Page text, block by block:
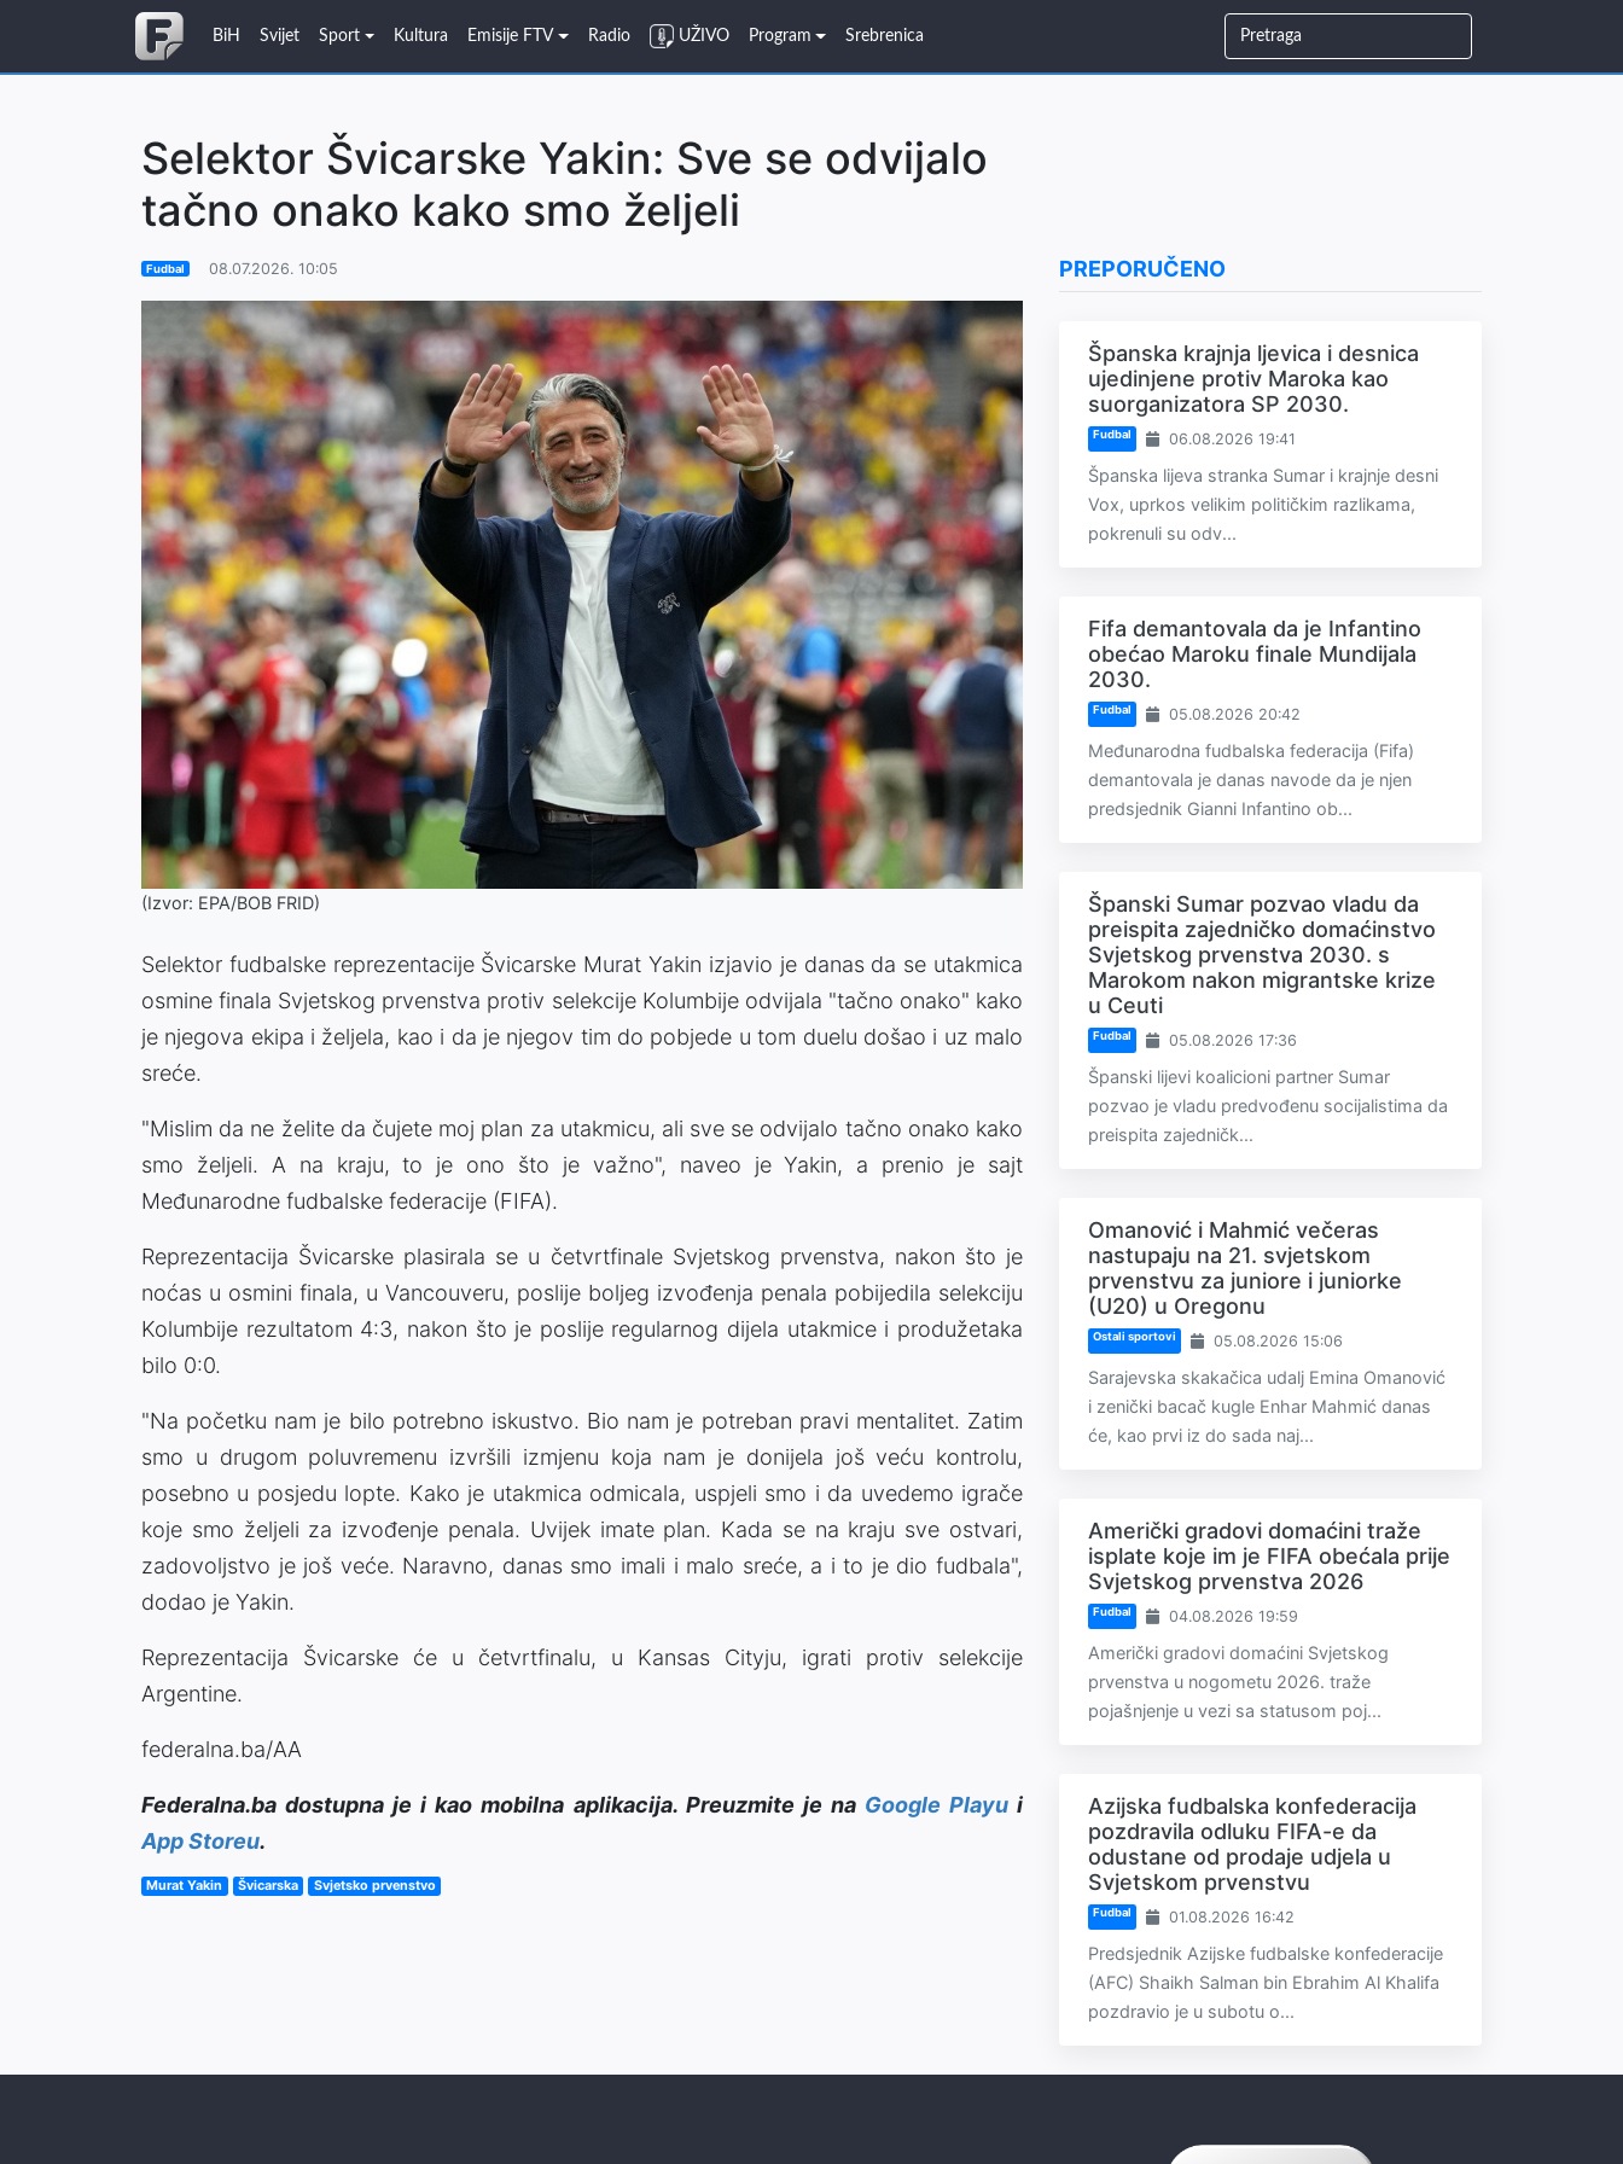
BiH Svijet Sport Kultura Emisije FTV Radio UŽIVO Program Srebrenica
Selektor Švicarske Yakin: Sve se odvijalo
tačno onako kako smo željeli
Fudbal 08.07.2026. 10:05
(Izvor: EPA/BOB FRID)
Selektor fudbalske reprezentacije Švicarske Murat Yakin izjavio je danas da se utakmica
osmine finala Svjetskog prvenstva protiv selekcije Kolumbije odvijala "tačno onako" kako
je njegova ekipa i željela, kao i da je njegov tim do pobjede u tom duelu došao i uz malo
sreće.
"Mislim da ne želite da čujete moj plan za utakmicu, ali sve se odvijalo tačno onako kako
smo željeli. A na kraju, to je ono što je važno", naveo je Yakin, a prenio je sajt
Međunarodne fudbalske federacije (FIFA).
Reprezentacija Švicarske plasirala se u četvrtfinale Svjetskog prvenstva, nakon što je
noćas u osmini finala, u Vancouveru, poslije boljeg izvođenja penala pobijedila selekciju
Kolumbije rezultatom 4:3, nakon što je poslije regularnog dijela utakmice i produžetaka
bilo 0:0.
"Na početku nam je bilo potrebno iskustvo. Bio nam je potreban pravi mentalitet. Zatim
smo u drugom poluvremenu izvršili izmjenu koja nam je donijela još veću kontrolu,
posebno u posjedu lopte. Kako je utakmica odmicala, uspjeli smo i da uvedemo igrače
koje smo željeli za izvođenje penala. Uvijek imate plan. Kada se na kraju sve ostvari,
zadovoljstvo je još veće. Naravno, danas smo imali i malo sreće, a i to je dio fudbala",
dodao je Yakin.
Reprezentacija Švicarske će u četvrtfinalu, u Kansas Cityju, igrati protiv selekcije
Argentine.
federalna.ba/AA
Federalna.ba dostupna je i kao mobilna aplikacija. Preuzmite je na Google Playui
App Storeu.
Murat Yakin Švicarska Svjetsko prvenstvo
PREPORUČENO
Španska krajnja ljevica i desnica
ujedinjene protiv Maroka kao
suorganizatora SP 2030.
Fudbal 06.08.2026 19:41
Španska lijeva stranka Sumar i krajnje desni
Vox, uprkos velikim političkim razlikama,
pokrenuli su odv...
Fifa demantovala da je Infantino
obećao Maroku finale Mundijala
2030.
Fudbal 05.08.2026 20:42
Međunarodna fudbalska federacija (Fifa)
demantovala je danas navode da je njen
predsjednik Gianni Infantino ob...
Španski Sumar pozvao vladu da
preispita zajedničko domaćinstvo
Svjetskog prvenstva 2030. s
Marokom nakon migrantske krize
u Ceuti
Fudbal 05.08.2026 17:36
Španski lijevi koalicioni partner Sumar
pozvao je vladu predvođenu socijalistima da
preispita zajedničk...
Omanović i Mahmić večeras
nastupaju na 21. svjetskom
prvenstvu za juniore i juniorke
(U20) u Oregonu
Ostali sportovi 05.08.2026 15:06
Sarajevska skakačica udalj Emina Omanović
i zenički bacač kugle Enhar Mahmić danas
će, kao prvi iz do sada naj...
Američki gradovi domaćini traže
isplate koje im je FIFA obećala prije
Svjetskog prvenstva 2026
Fudbal 04.08.2026 19:59
Američki gradovi domaćini Svjetskog
prvenstva u nogometu 2026. traže
pojašnjenje u vezi sa statusom poj...
Azijska fudbalska konfederacija
pozdravila odluku FIFA-e da
odustane od prodaje udjela u
Svjetskom prvenstvu
Fudbal 01.08.2026 16:42
Predsjednik Azijske fudbalske konfederacije
(AFC) Shaikh Salman bin Ebrahim Al Khalifa
pozdravio je u subotu o...